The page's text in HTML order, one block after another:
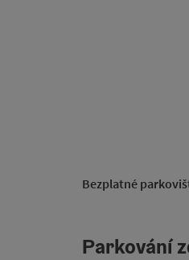
Bezplatné
Parkování